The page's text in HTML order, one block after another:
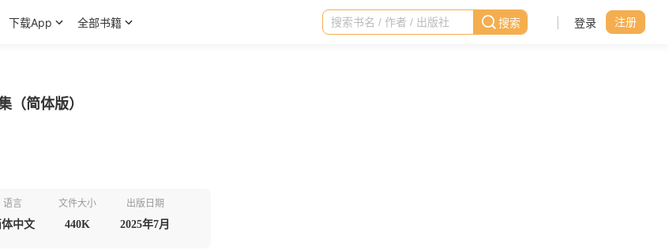
下载App 全部书籍 登录 注册
简体版）
语言
中文
文件大小
440K
出版日期
2025年7月